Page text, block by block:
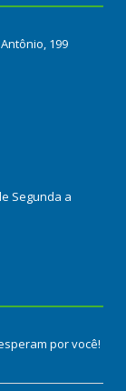
199
Segunda a
por você!